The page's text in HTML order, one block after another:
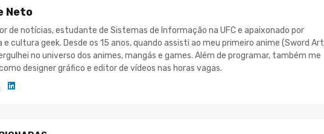
Neto
de notícias, estudante de Sistemas de Informação na UFC e apaixonado por
e cultura geek. Desde os 15 anos, quando assisti ao meu primeiro anime (Sword Art
no universo dos animes, mangás e games. Além de programar, também me
designer gráfico e editor de vídeos nas horas vagas.